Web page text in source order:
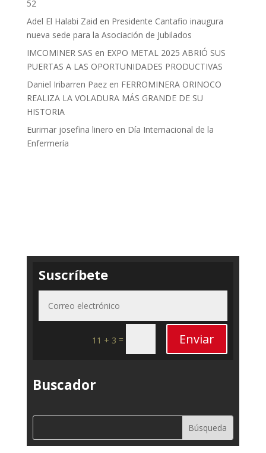
52
Adel El Halabi Zaid en Presidente Cantafio inaugura
nueva sede para la Asociación de Jubilados
IMCOMINER SAS en EXPO METAL 2025 ABRIÓ SUS
PUERTAS A LAS OPORTUNIDADES PRODUCTIVAS
Daniel Iribarren Paezen FERROMINERA ORINOCO
REALIZA LA VOLADURA MÁS GRANDE DE SU
HISTORIA
Eurimar josefina linero en Día Internacional de la
Enfermería
Suscríbete
11 + 3 = Enviar
Buscador